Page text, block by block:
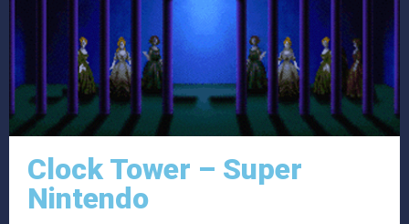
Clock Tower – Super
Nintendo